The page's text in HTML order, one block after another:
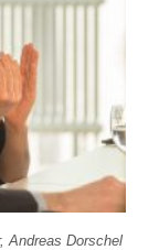
Andreas Dorschel